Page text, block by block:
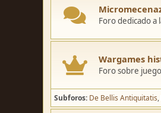
Foro dedicado a
Wargames
Foro sobre
Subforos De Bellis Antiquitatis